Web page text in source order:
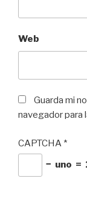
Web
Guarda mi
navegador para
CAPTCHA *
− uno =